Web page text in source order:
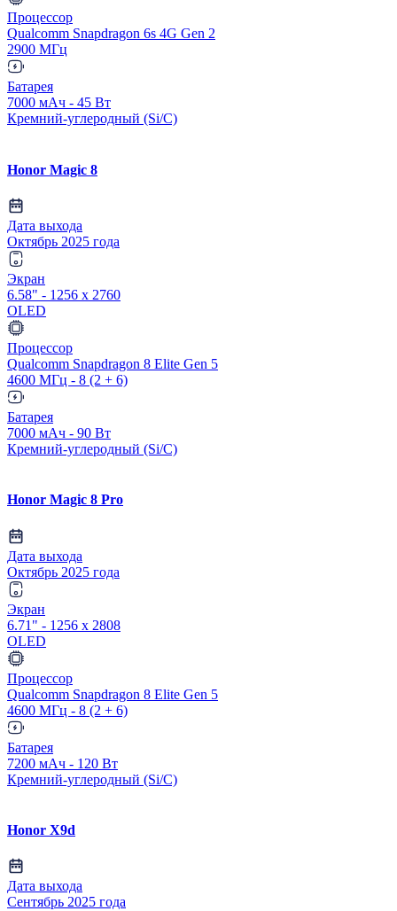
Процессор
Qualcomm Snapdragon 6s 4G Gen 2
2900 МГц
Батарея
7000 мАч - 45 Вт
Кремний-углеродный (Si/C)
Honor Magic 8
Дата выхода
Октябрь 2025 года
Экран
6.58" - 1256 x 2760
OLED
Процессор
Qualcomm Snapdragon 8 Elite Gen 5
4600 МГц - 8 (2 + 6)
Батарея
7000 мАч - 90 Вт
Кремний-углеродный (Si/C)
Honor Magic 8 Pro
Дата выхода
Октябрь 2025 года
Экран
6.71" - 1256 x 2808
OLED
Процессор
Qualcomm Snapdragon 8 Elite Gen 5
4600 МГц - 8 (2 + 6)
Батарея
7200 мАч - 120 Вт
Кремний-углеродный (Si/C)
Honor X9d
Дата выхода
Сентябрь 2025 года